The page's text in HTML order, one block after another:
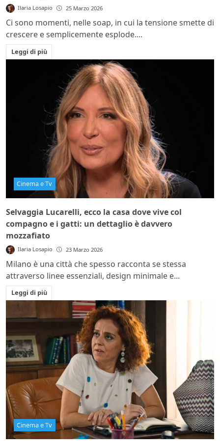
Ilaria Losapio 25 Marzo 2026
Ci sono momenti, nelle soap, in cui la tensione smette di
crescere e semplicemente esplode....
Leggi di più
Cinema e Tv
Selvaggia Lucarelli, ecco la casa dove vive col
compagno e i gatti: un dettaglio è davvero
mozzafiato
Ilaria Losapio 23 Marzo 2026
Milano è una città che spesso racconta se stessa
attraverso linee essenziali, design minimale e...
Leggi di più
Cinema e Tv